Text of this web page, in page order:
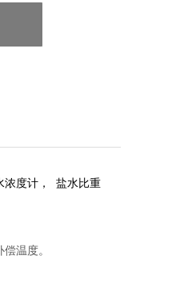
浓度计， 盐水比重
温度。